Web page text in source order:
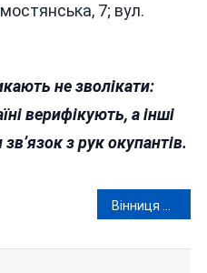
7; вул.
не зволікати:
верифікують, а інші
з рук окупантів.